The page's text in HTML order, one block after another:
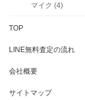
マイク (4)
TOP
LINE無料査定の流れ
会社概要
サイトマップ